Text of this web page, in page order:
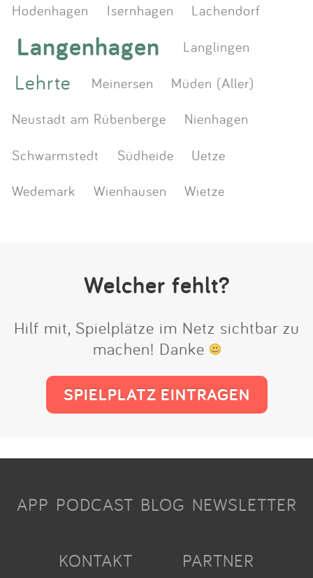
Hodenhagen Isernhagen Lachendorf
Langenhagen Langlingen
Lehrte Meinersen
Müden (Aller)
Neustadt am Rübenberge
Nienhagen
Schwarmstedt
Südheide
Uetze
Wedemark
Wienhausen Wietze
Welcher fehlt?
Hilf mit, Spielplätze im Netz sichtbar zu
machen! Danke
SPIELPLATZ EINTRAGEN
APP PODCAST BLOG NEWSLETTER
KONTAKT PARTNER